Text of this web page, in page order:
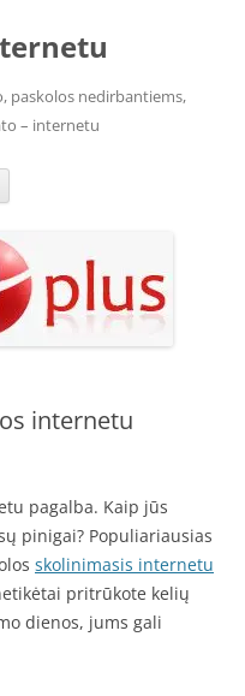
paskolos nedirbantiems,
– internetu
internetu
pagalba. Kaip jūs
pinigai? Populiariausias
skolinimasis internetu
pritrūkote kelių
dienos, jums gali